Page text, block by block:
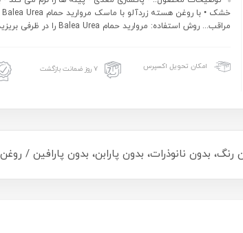
مراقب... روش استفاده: مروارید حمام Balea Urea را در ظرفی بریزید و با آب...
امکان تحویل اکسپرس ۷ روز ضمانت بازگشت
بدون نانوذرات، بدون پارابن، بدون پارافین /